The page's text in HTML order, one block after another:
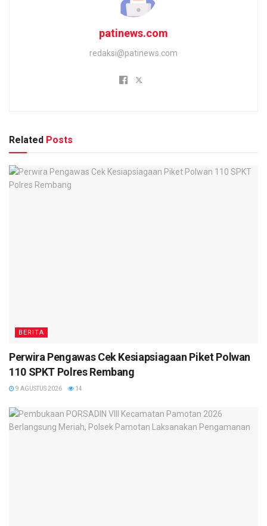
patinews.com
redaksi@patinews.com
Related Posts
BERITA
Perwira Pengawas Cek Kesiapsiagaan Piket Polwan
110 SPKT Polres Rembang
9 AGUSTUS 2026 14